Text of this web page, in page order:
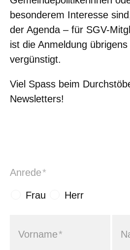
besonderem Interesse
der Agenda – für SGV-
ist die Anmeldung
vergünstigt.
Viel Spass beim
Newsletters!
Anrede*
Frau Herr
Vorname*